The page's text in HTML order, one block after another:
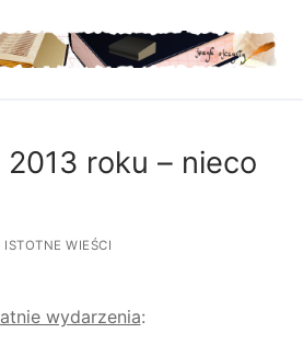
roku – nieco
ISTOTNE WIEŚCI
wydarzenia: